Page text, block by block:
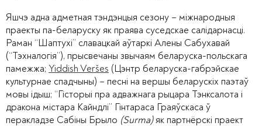
Яшчэ адна адметная тэндэнцыя сезону – міжнародныя
праекты па-беларуску як праява суседскае салідарнасці.
Раман “Шаптухі” славацкай аўтаркі Алены Сабухавай
(“Тэхналогія”), прысвечаны звычаям беларуска-польскага
памежжа; Yiddish Veršes (Цэнтр беларуска-габрэйскае
культурнае спадчыны) – песні на вершы беларускіх паэтаў
мовы ідыш; “Гісторыі пра адважнага рыцара Тэнксалота і
дракона містара Кайндлі” Гінтараса Граяўскаса ў
перакладзе Сабіны Брыло (Surma)як партнёрскі праект